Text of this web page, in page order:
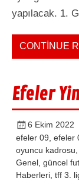
yapılacak. 1.
CONTINUE
Efeler
6 Ekim 2022
efeler 09 ,efeler
oyuncu kadrosu
Genel ,güncel
Haberleri ,tff 3.